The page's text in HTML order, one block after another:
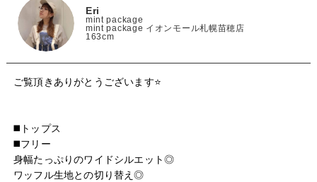
Eri
mint package
mint package イオンモール札幌苗穂店
163cm
ご覧頂きありがとうございます⭐
◼️トップス
◼️フリー
身幅たっぷりのワイドシルエット◎
ワッフル生地との切り替え◎